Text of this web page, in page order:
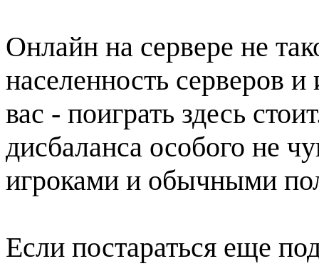
Онлайн на сервере не
населенность серверов
вас - поиграть здесь
дисбаланса особого не
игроками и обычными
Если постараться еще